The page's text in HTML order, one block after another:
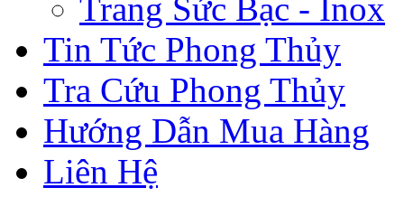
Trang Sức Bạc - Inox
Tin Tức Phong Thủy
Tra Cứu Phong Thủy
Hướng Dẫn Mua Hàng
Liên Hệ